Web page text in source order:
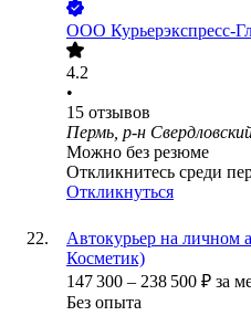
ООО Курьерэкспресс-
4.2
•
15 отзывов
Пермь, р-н
Можно без резюме
Откликнитесь среди
Откликнуться
Автокурьер на
Косметик)
147 300 – 238 500 ₽ за
Без опыта